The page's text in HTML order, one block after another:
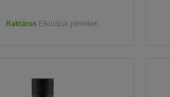
Raktáron Elküldjük pénteken